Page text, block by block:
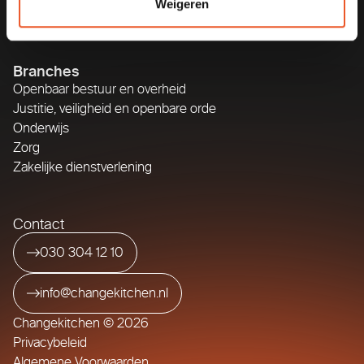
Weigeren
Opgavegericht werken en organiseren
Branches
Openbaar bestuur en overheid
Justitie, veiligheid en openbare orde
Onderwijs
Zorg
Zakelijke dienstverlening
Contact
030 304 12 10
info@changekitchen.nl
Changekitchen © 2026
Privacybeleid